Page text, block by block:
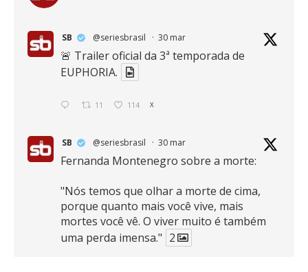
SB @seriesbrasil · 30 mar
🚨 Trailer oficial da 3ª temporada de
EUPHORIA.
11 114 X
SB @seriesbrasil · 30 mar
Fernanda Montenegro sobre a morte:
"Nós temos que olhar a morte de cima,
porque quanto mais você vive, mais
mortes você vê. O viver muito é também
uma perda imensa." 2